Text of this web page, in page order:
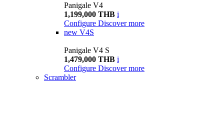
Panigale V4
1,199,000 THB i
Configure Discover more
new V4S
Panigale V4 S
1,479,000 THB i
Configure Discover more
Scrambler